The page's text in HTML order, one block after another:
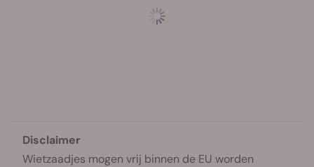
Disclaimer
Wietzaadjes mogen vrij binnen de EU worden